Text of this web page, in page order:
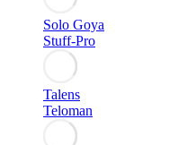
Solo Goya
Stuff-Pro
Talens
Teloman